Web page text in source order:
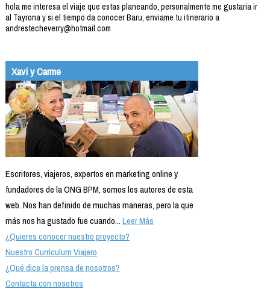
hola me interesa el viaje que estas planeando, personalmente me gustaria ir
al Tayrona y si el tiempo da conocer Baru, enviame tu itinerario a
andrestecheverry@hotmail.com
Xavi y Carme
Escritores, viajeros, expertos en marketing online y
fundadores de la ONG BPM, somos los autores de esta
web. Nos han definido de muchas maneras, pero la que
más nos ha gustado fue cuando...Leer Más
¿Quieres conocer nuestro proyecto?
Nuestro Currículum Viajero
¿Qué dice la prensa de nosotros?
Contacta con nosotros